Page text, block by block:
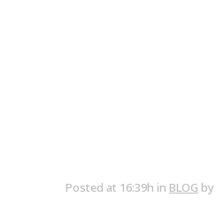
Posted at 16:39h in BLOG by